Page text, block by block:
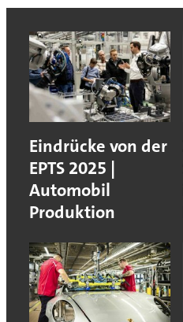
Eindrücke von der
EPTS 2025 |
Automobil
Produktion